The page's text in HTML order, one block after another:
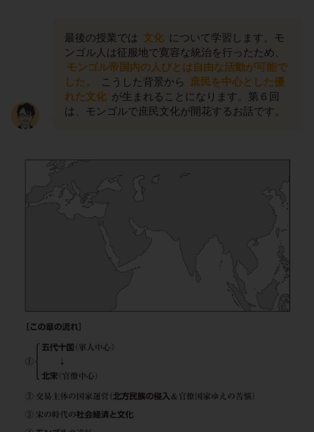
最後の授業では 文化 について学習します。モ
ンゴル人は征服地で寛容な統治を行ったため、
モンゴル帝国内の人びとは自由な活動が可能で
した。
こうした背景から 庶民を中心とした優
れた文化 が生まれることになります。第６回
は、モンゴルで庶民文化が開花するお話です。